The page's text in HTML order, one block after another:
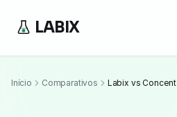
LABIX
Início Comparativos Labix vs Concent